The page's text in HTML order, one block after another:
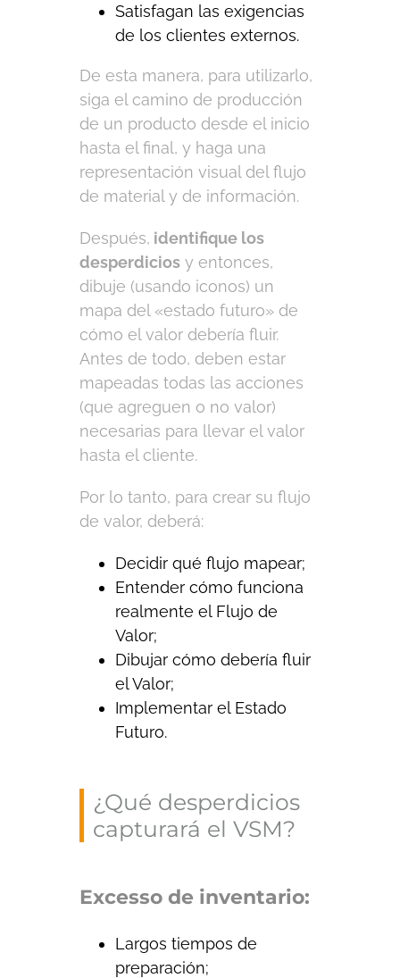
Satisfagan las exigencias
de los clientes externos.
De esta manera, para utilizarlo,
siga el camino de producción
de un producto desde el inicio
hasta el final, y haga una
representación visual del flujo
de material y de información.
Después, identifique los
desperdicios y entonces,
dibuje (usando iconos) un
mapa del «estado futuro» de
cómo el valor debería fluir.
Antes de todo, deben estar
mapeadas todas las acciones
(que agreguen o no valor)
necesarias para llevar el valor
hasta el cliente.
Por lo tanto, para crear su flujo
de valor, deberá:
Decidir qué flujo mapear;
Entender cómo funciona
realmente el Flujo de
Valor;
Dibujar cómo debería fluir
el Valor;
Implementar el Estado
Futuro.
¿Qué desperdicios
capturará el VSM?
Excesso de inventario:
Largos tiempos de
preparación;